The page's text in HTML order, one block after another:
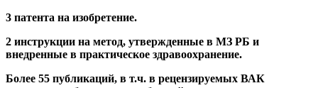
3 патента на изобретение.
2 инструкции на метод, утвержденные в МЗ РБ и
внедренные в практическое здравоохранение.
Более 55 публикаций, в т.ч. в рецензируемых ВАК